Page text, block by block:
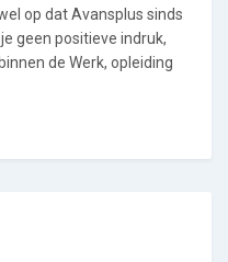
op dat Avansplus sinds
geen positieve indruk,
de Werk, opleiding